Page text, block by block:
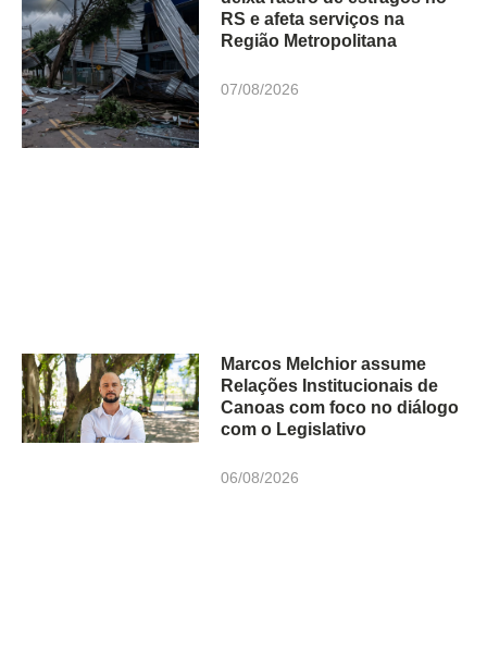
RS e afeta serviços na
Região Metropolitana
07/08/2026
Marcos Melchior assume
Relações Institucionais de
Canoas com foco no diálogo
com o Legislativo
06/08/2026